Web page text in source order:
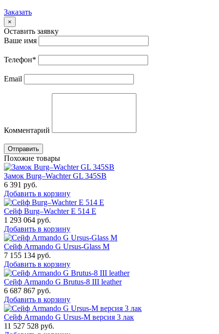
Заказать
×
Оставить заявку
Ваше имя
Телефон*
Email
Комментарий
Отправить
Похожие товары
Замок Burg–Wachter GL 345SB
6 391 руб.
Добавить в корзину
Сейф Burg–Wachter E 514 E
1 293 064 руб.
Добавить в корзину
Сейф Armando G Ursus-Glass M
7 155 134 руб.
Добавить в корзину
Сейф Armando G Brutus-8 III leather
6 687 867 руб.
Добавить в корзину
Сейф Armando G Ursus-M версия 3 лак
11 527 528 руб.